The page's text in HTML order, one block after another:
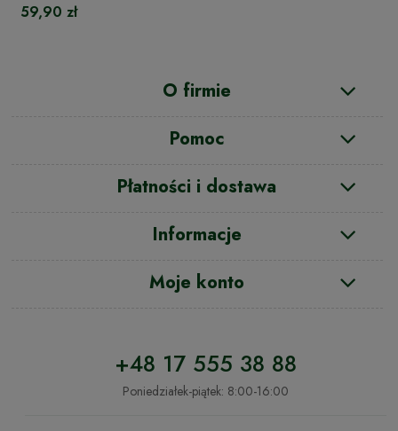
59,90 zł
O firmie
Pomoc
Płatności i dostawa
Informacje
Moje konto
+48 17 555 38 88
Poniedziałek-piątek: 8:00-16:00